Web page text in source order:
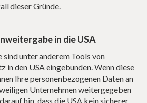
dieser Gründe.
in die USA
unter anderem Tools von
in den USA eingebunden. Wenn diese
Ihre personenbezogenen Daten an
Unternehmen weitergegeben
hin, dass die USA kein sicherer